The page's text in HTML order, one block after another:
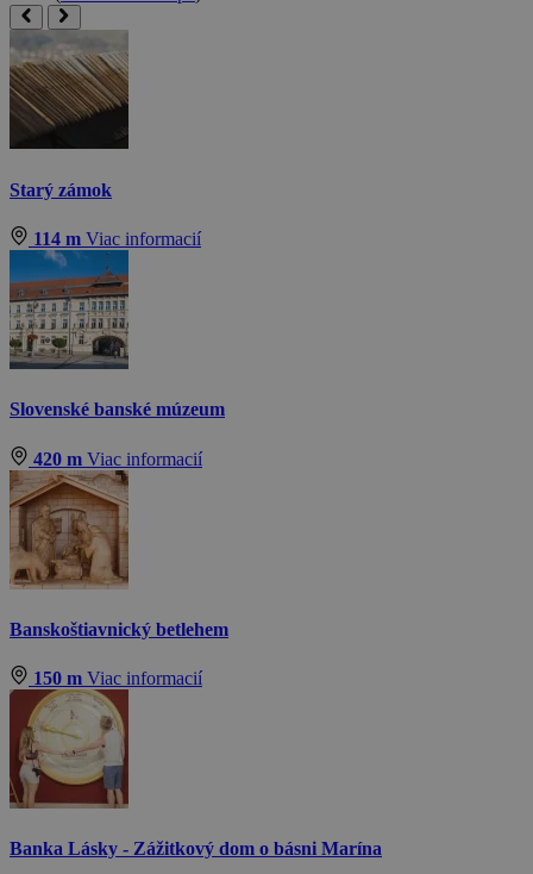
Starý zámok
114 m Viac informacií
Slovenské banské múzeum
420 m Viac informacií
Banskoštiavnický betlehem
150 m Viac informacií
Banka Lásky - Zážitkový dom o básni Marína